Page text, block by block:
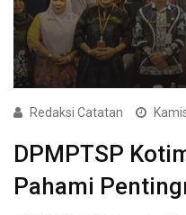
Redaksi Catatan
DPMPTSP
Pahami